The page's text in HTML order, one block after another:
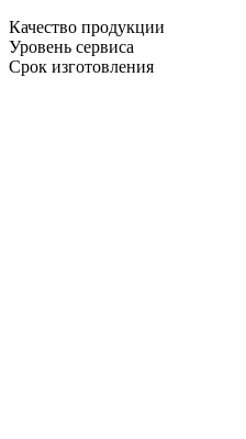
Качество продукции
Уровень сервиса
Срок изготовления